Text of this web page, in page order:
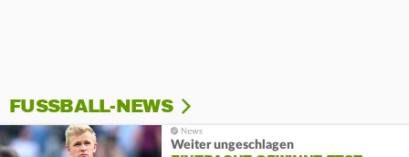
FUSSBALL-NEWS
Weiter ungeschlagen